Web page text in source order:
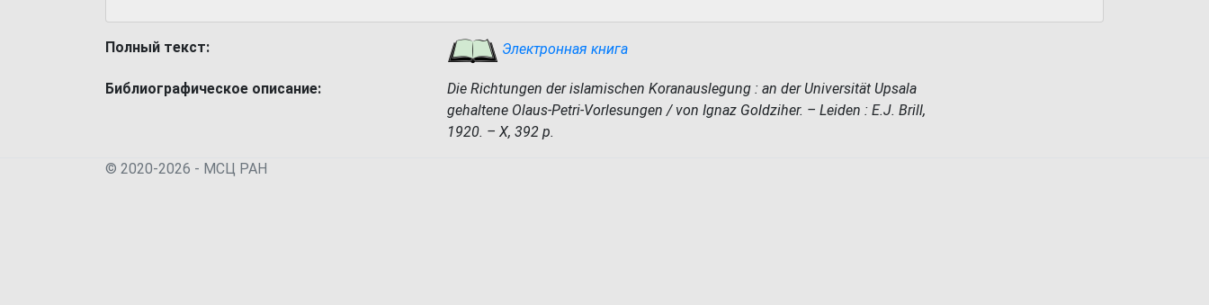
Полный текст: Электронная книга
Библиографическое описание:
Die Richtungen der islamischen Koranauslegung : an der Universität Upsala
gehaltene Olaus-Petri-Vorlesungen / von Ignaz Goldziher. – Leiden : E.J. Brill,
1920. – X, 392 p.
© 2020-2026 - МСЦ РАН